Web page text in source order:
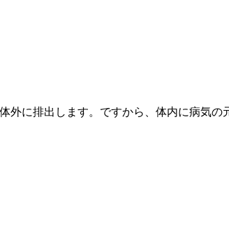
に排出します。ですから、体内に病気の